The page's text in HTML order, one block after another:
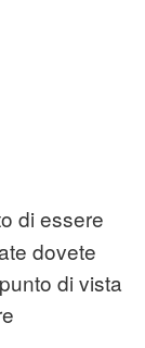
di essere
dovete
di vista